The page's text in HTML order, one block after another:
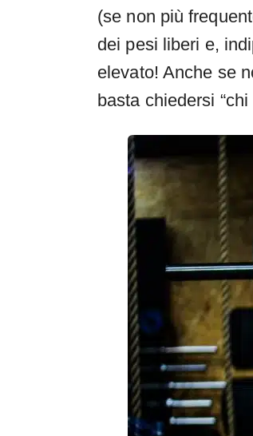
(se non più
dei pesi liberi e,
elevato! Anche se
basta chiedersi